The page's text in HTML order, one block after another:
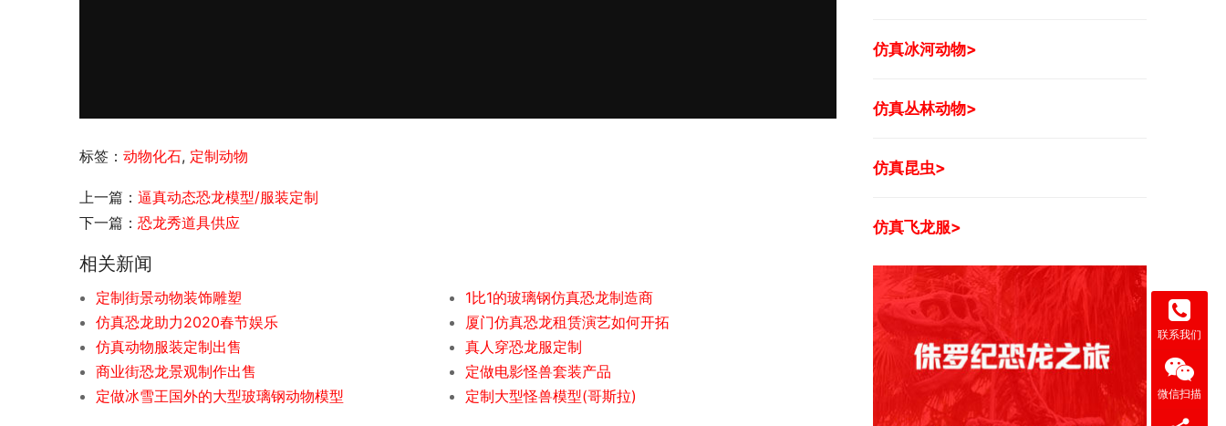
标签： 动物化石, 定制动物
上一篇： 逼真动态恐龙模型/服装定制
下一篇： 恐龙秀道具供应
相关新闻
定制街景动物装饰雕塑
1比1的玻璃钢仿真恐龙制造商
仿真恐龙助力2020春节娱乐
厦门仿真恐龙租赁演艺如何开拓
仿真动物服装定制出售
真人穿恐龙服定制
商业街恐龙景观制作出售
定做电影怪兽套装产品
定做冰雪王国外的大型玻璃钢动物模型
定制大型怪兽模型(哥斯拉)
仿真冰河动物>
仿真丛林动物>
仿真昆虫>
仿真飞龙服>
联系我们
微信扫描